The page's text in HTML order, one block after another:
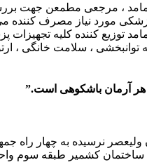
، مرجعی مطمعن جهت
پزشکی مورد نیاز مصرف کننده
توزیع کننده کلیه تجهیزات
توانبخشی ، سلامت خانگی ،
هر آرمان باشکوهی است.”
ولیعصر نرسیده به چهار راه